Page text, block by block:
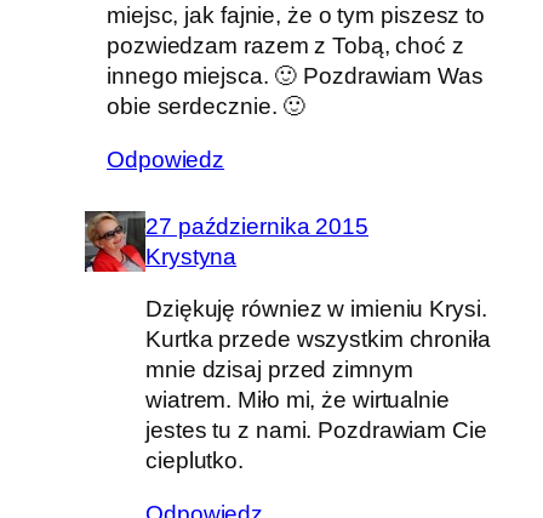
miejsc, jak fajnie, że o tym piszesz to
pozwiedzam razem z Tobą, choć z
innego miejsca. 🙂 Pozdrawiam Was
obie serdecznie. 🙂
Odpowiedz
27 października 2015
Krystyna
Dziękuję równiez w imieniu Krysi.
Kurtka przede wszystkim chroniła
mnie dzisaj przed zimnym
wiatrem. Miło mi, że wirtualnie
jestes tu z nami. Pozdrawiam Cie
cieplutko.